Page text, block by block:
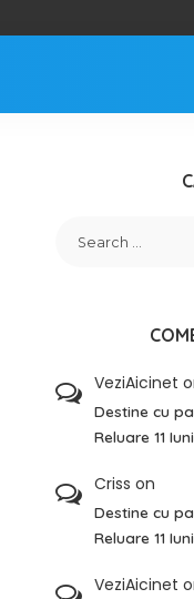
VeziAicinet
Destine cu
Reluare 11
Criss on
Destine cu
Reluare 11
VeziAicinet